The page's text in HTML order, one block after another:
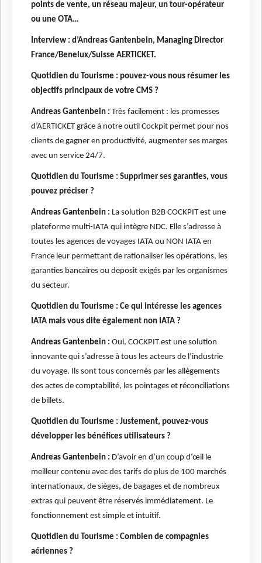
points de vente, un réseau majeur, un tour-opérateur
ou une OTA…
Interview : d’Andreas Gantenbein, Managing Director
France/Benelux/Suisse AERTICKET.
Quotidien du Tourisme : pouvez-vous nous résumer les
objectifs principaux de votre CMS ?
Andreas Gantenbein : Très facilement : les promesses
d’AERTICKET grâce à notre outil Cockpit permet pour nos
clients de gagner en productivité, augmenter ses marges
avec un service 24/7.
Quotidien du Tourisme : Supprimer ses garanties, vous
pouvez préciser ?
Andreas Gantenbein : La solution B2B COCKPIT est une
plateforme multi-IATA qui intègre NDC. Elle s’adresse à
toutes les agences de voyages IATA ou NON IATA en
France leur permettant de rationaliser les opérations, les
garanties bancaires ou deposit exigés par les organismes
du secteur.
Quotidien du Tourisme : Ce qui intéresse les agences
IATA mais vous dite également non IATA ?
Andreas Gantenbein : Oui, COCKPIT est une solution
innovante qui s’adresse à tous les acteurs de l’industrie
du voyage. Ils sont tous concernés par les allègements
des actes de comptabilité, les pointages et réconciliations
de billets.
Quotidien du Tourisme : Justement, pouvez-vous
développer les bénéfices utilisateurs ?
Andreas Gantenbein : D’avoir en d’un coup d‘œil le
meilleur contenu avec des tarifs de plus de 100 marchés
internationaux, de sièges, de bagages et de nombreux
extras qui peuvent être réservés immédiatement. Le
fonctionnement est simple et intuitif.
Quotidien du Tourisme : Combien de compagnies
aériennes ?